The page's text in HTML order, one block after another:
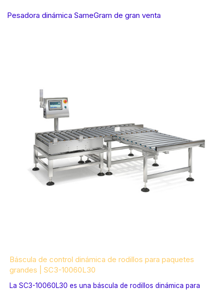
Pesadora dinámica SameGram de gran venta
Báscula de control dinámica de rodillos para paquetes
grandes | SC3-10060L30
La SC3-10060L30 es una báscula de rodillos dinámica para